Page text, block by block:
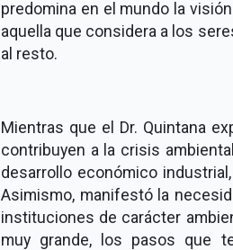
predomina en el mundo la
aquella que considera a los
al resto.
Mientras que el Dr. Quintana
contribuyen a la crisis
desarrollo económico
Asimismo, manifestó la
instituciones de carácter
muy grande, los pasos que